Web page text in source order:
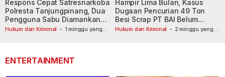
Hukum dan Kriminal - 1 minggu yang
Respons Cepat Satresnarkoba
Polresta Tanjungpinang, Dua
Pengguna Sabu Diamankan
Usai Dilaporkan ke Call Center
Hukum dan Kriminal - 2 minggu yang
Hampir Lima Bulan, Kasus
Dugaan Pencurian 49 Ton
Besi Scrap PT BAI Belum
Tetapkan Tersangka
ENTERTAINMENT